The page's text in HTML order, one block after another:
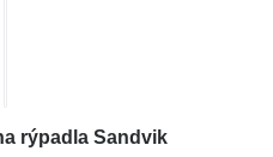
rýpadla Sandvik